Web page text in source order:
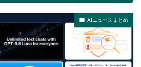
AIニュースまとめ